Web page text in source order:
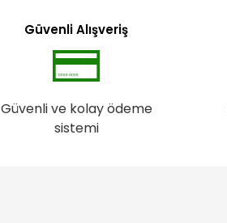
Güvenli Alışveriş
Güvenli ve kolay ödeme
sistemi